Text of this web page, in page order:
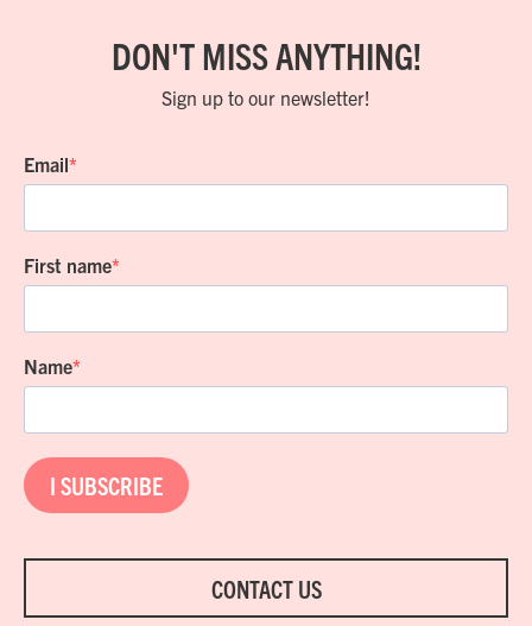
DON'T MISS ANYTHING!
Sign up to our newsletter!
Email
First name
Name
I SUBSCRIBE
CONTACT US